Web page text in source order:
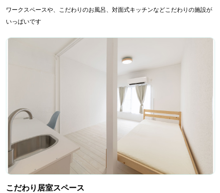
ワークスペースや、こだわりのお風呂、対面式キッチンなどこだわりの施設が
いっぱいです
こだわり居室スペース